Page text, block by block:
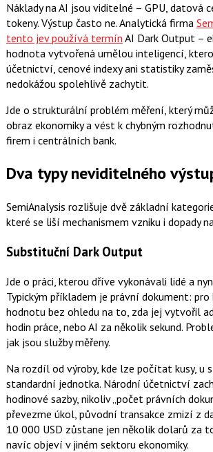
Náklady na AI jsou viditelné – GPU, datová
tokeny. Výstup často ne. Analytická firma
tento jev používá termín AI Dark Output –
hodnota vytvořená umělou inteligencí,
účetnictví, cenové indexy ani statistiky
nedokážou spolehlivě zachytit.
Jde o strukturální problém měření, který
obraz ekonomiky a vést k chybným
firem i centrálních bank.
Dva typy neviditelného
SemiAnalysis rozlišuje dvě základní
které se liší mechanismem vzniku i dopady
Substituční Dark Output
Jde o práci, kterou dříve vykonávali lidé a
Typickým příkladem je právní dokument:
hodnotu bez ohledu na to, zda jej vytvořil
hodin práce, nebo AI za několik sekund.
jak jsou služby měřeny.
Na rozdíl od výroby, kde lze počítat kusy, u
standardní jednotka. Národní účetnictví
hodinové sazby, nikoliv „počet právních
převezme úkol, původní transakce zmizí z
10 000 USD zůstane jen několik dolarů za
navíc objeví v jiném sektoru ekonomiky.